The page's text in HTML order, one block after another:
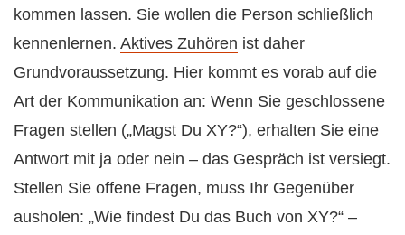
kommen lassen. Sie wollen die Person schließlich
kennenlernen. Aktives Zuhören ist daher
Grundvoraussetzung. Hier kommt es vorab auf die
Art der Kommunikation an: Wenn Sie geschlossene
Fragen stellen („Magst Du XY?“), erhalten Sie eine
Antwort mit ja oder nein – das Gespräch ist versiegt.
Stellen Sie offene Fragen, muss Ihr Gegenüber
ausholen: „Wie findest Du das Buch von XY?“ –